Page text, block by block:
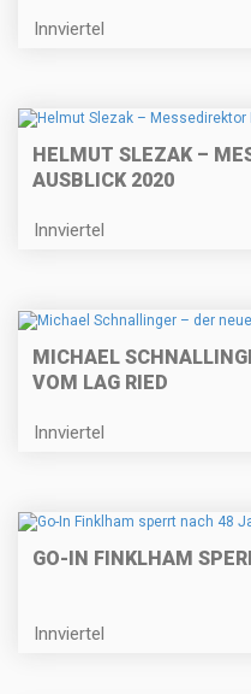
Innviertel
HELMUT SLEZAK –
AUSBLICK 2020
Innviertel
MICHAEL
VOM LAG RIED
Innviertel
GO-IN FINKLHAM
Innviertel